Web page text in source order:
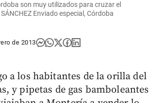
son muy utilizados para cruzar el
Enviado especial, Córdoba
de 2013
a los habitantes de la orilla del
y pipetas de gas bamboleantes